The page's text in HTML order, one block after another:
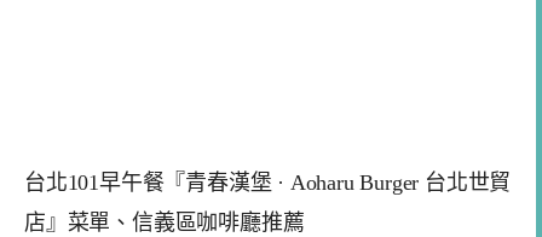
台北101早午餐『青春漢堡 · Aoharu Burger 台北世貿
店』菜單、信義區咖啡廳推薦